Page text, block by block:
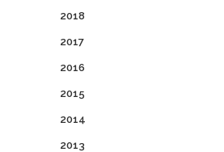
2018
2017
2016
2015
2014
2013